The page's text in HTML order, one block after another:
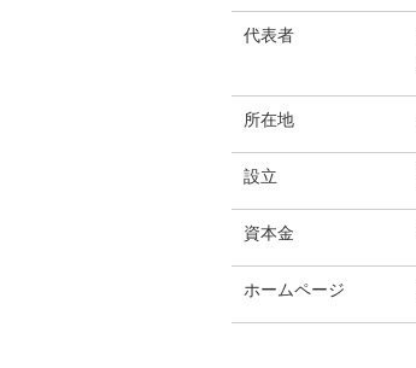
代表者
所在地
設立
資本金
ホームページ